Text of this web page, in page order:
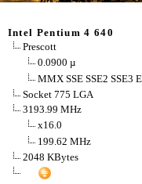
Intel Pentium 4 640
Prescott
0.0900 µ
MMX SSE SSE2 SSE3
Socket 775 LGA
3193.99 MHz
x16.0
199.62 MHz
2048 KBytes